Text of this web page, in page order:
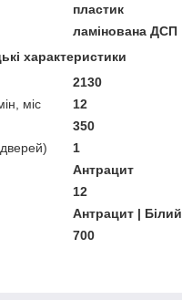
пластик
ламінована ДСП
характеристики
2130
міс
12
350
1
Антрацит
12
Антрацит | Білий
700